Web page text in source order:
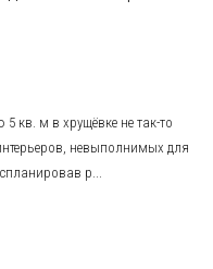
кв. м в хрущёвке не так-то
невыполнимых для
р...